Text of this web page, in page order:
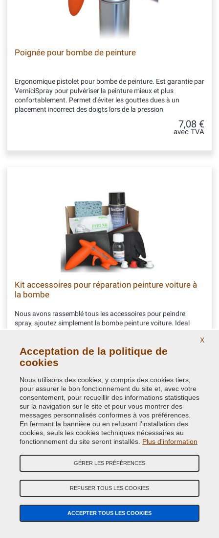
Poignée pour bombe de peinture
Ergonomique pistolet pour bombe de peinture. Est garantie par
VerniciSpray pour pulvériser la peinture mieux et plus
confortablement. Permet d'éviter les gouttes dues à un
placement incorrect des doigts lors de la pression
7,08 €
avec TVA
Kit accessoires pour réparation peinture voiture à
la bombe
Nous avons rassemblé tous les accessoires pour peindre
spray, ajoutez simplement la bombe peinture voiture. Ideal
Spécial Ruban de Masquage pour éviter les bords
X
Acceptation de la politique de
cookies
Nous utilisons des cookies, y compris des cookies tiers,
pour assurer le bon fonctionnement du site et, avec votre
consentement, pour recueillir des informations statistiques
sur la navigation sur le site et pour vous montrer des
messages personnalisés conformes à vos préférences.
En fermant la bannière ou en refusant l'installation des
cookies, seuls les cookies techniques nécessaires au
fonctionnement du site seront installés. Plus d'information
GÉRER LES PRÉFÉRENCES
REFUSER TOUS LES COOKIES
ACCEPTER TOUS LES COOKIES